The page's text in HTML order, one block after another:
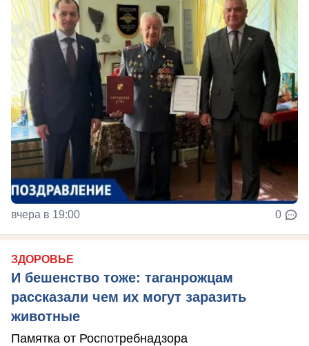
вчера в 19:00 0
ЗДОРОВЬЕ
И бешенство тоже: таганрожцам
рассказали чем их могут заразить
животные
Памятка от Роспотребнадзора